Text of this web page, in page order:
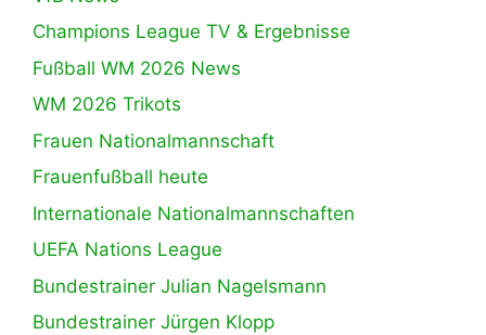
Champions League TV & Ergebnisse
Fußball WM 2026 News
WM 2026 Trikots
Frauen Nationalmannschaft
Frauenfußball heute
Internationale Nationalmannschaften
UEFA Nations League
Bundestrainer Julian Nagelsmann
Bundestrainer Jürgen Klopp